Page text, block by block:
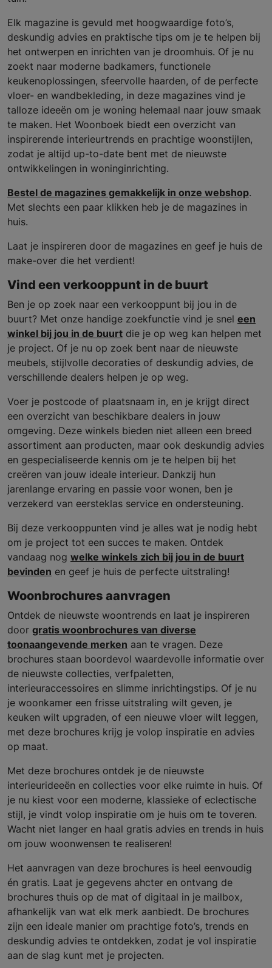
Elk magazine is gevuld met hoogwaardige foto’s,
deskundig advies en praktische tips om je te helpen bij
het ontwerpen en inrichten van je droomhuis. Of je nu
zoekt naar moderne badkamers, functionele
keukenoplossingen, sfeervolle haarden, of de perfecte
vloer- en wandbekleding, in deze magazines vind je
talloze ideeën om je woning helemaal naar jouw smaak
te maken. Het Woonboek biedt een overzicht van
inspirerende interieurtrends en prachtige woonstijlen,
zodat je altijd up-to-date bent met de nieuwste
ontwikkelingen in woninginrichting.
Bestel de magazines gemakkelijk in onze webshop.
Met slechts een paar klikken heb je de magazines in
huis.
Laat je inspireren door de magazines en geef je huis de
make-over die het verdient!
Vind een verkooppunt in de buurt
Ben je op zoek naar een verkooppunt bij jou in de
buurt? Met onze handige zoekfunctie vind je snel een
winkel bij jou in de buurt die je op weg kan helpen met
je project. Of je nu op zoek bent naar de nieuwste
meubels, stijlvolle decoraties of deskundig advies, de
verschillende dealers helpen je op weg.
Voer je postcode of plaatsnaam in, en je krijgt direct
een overzicht van beschikbare dealers in jouw
omgeving. Deze winkels bieden niet alleen een breed
assortiment aan producten, maar ook deskundig advies
en gespecialiseerde kennis om je te helpen bij het
creëren van jouw ideale interieur. Dankzij hun
jarenlange ervaring en passie voor wonen, ben je
verzekerd van eersteklas service en ondersteuning.
Bij deze verkooppunten vind je alles wat je nodig hebt
om je project tot een succes te maken. Ontdek
vandaag nog welke winkels zich bij jou in de buurt
bevinden en geef je huis de perfecte uitstraling!
Woonbrochures aanvragen
Ontdek de nieuwste woontrends en laat je inspireren
door gratis woonbrochures van diverse
toonaangevende merken aan te vragen. Deze
brochures staan boordevol waardevolle informatie over
de nieuwste collecties, verfpaletten,
interieuraccessoires en slimme inrichtingstips. Of je nu
je woonkamer een frisse uitstraling wilt geven, je
keuken wilt upgraden, of een nieuwe vloer wilt leggen,
met deze brochures krijg je volop inspiratie en advies
op maat.
Met deze brochures ontdek je de nieuwste
interieurideeën en collecties voor elke ruimte in huis. Of
je nu kiest voor een moderne, klassieke of eclectische
stijl, je vindt volop inspiratie om je huis om te toveren.
Wacht niet langer en haal gratis advies en trends in huis
om jouw woonwensen te realiseren!
Het aanvragen van deze brochures is heel eenvoudig
én gratis. Laat je gegevens ahcter en ontvang de
brochures thuis op de mat of digitaal in je mailbox,
afhankelijk van wat elk merk aanbiedt. De brochures
zijn een ideale manier om prachtige foto’s, trends en
deskundig advies te ontdekken, zodat je vol inspiratie
aan de slag kunt met je projecten.